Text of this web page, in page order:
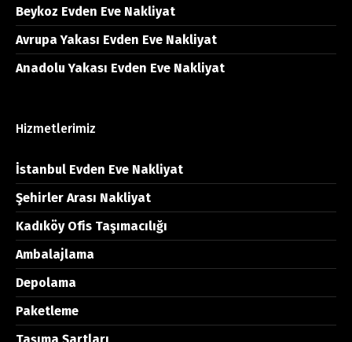
Beykoz Evden Eve Nakliyat
Avrupa Yakası Evden Eve Nakliyat
Anadolu Yakası Evden Eve Nakliyat
Hizmetlerimiz
İstanbul Evden Eve Nakliyat
Şehirler Arası Nakliyat
Kadıköy Ofis Taşımacılığı
Ambalajlama
Depolama
Paketleme